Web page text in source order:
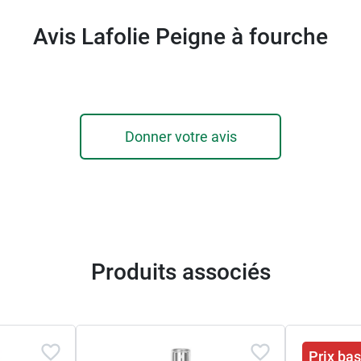
Avis Lafolie Peigne à fourche
Donner votre avis
Produits associés
Prix bas